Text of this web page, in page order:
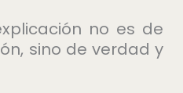
no es de
sino de verdad y